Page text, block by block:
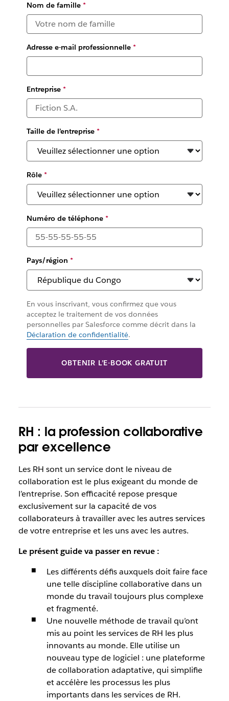
Nom de famille*
Adresse e-mail professionnelle*
Entreprise*
Taille de l’entreprise*
Rôle*
Numéro de téléphone*
Pays/région *
En vous inscrivant, vous confirmez que vous
acceptez le traitement de vos données
personnelles par Salesforce comme décrit dans la
Déclaration de confidentialité.
OBTENIR L’E-BOOK GRATUIT
RH : la profession collaborative
par excellence
Les RH sont un service dont le niveau de
collaboration est le plus exigeant du monde de
l’entreprise. Son efficacité repose presque
exclusivement sur la capacité de vos
collaborateurs à travailler avec les autres services
de votre entreprise et les uns avec les autres.
Le présent guide va passer en revue :
Les différents défis auxquels doit faire face
une telle discipline collaborative dans un
monde du travail toujours plus complexe
et fragmenté.
Une nouvelle méthode de travail qu’ont
mis au point les services de RH les plus
innovants au monde. Elle utilise un
nouveau type de logiciel : une plateforme
de collaboration adaptative, qui simplifie
et accélère les processus les plus
importants dans les services de RH.